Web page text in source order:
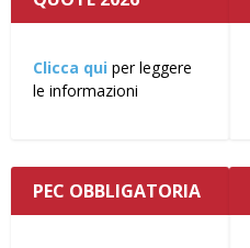
Clicca qui per leggere
le informazioni
PEC OBBLIGATORIA